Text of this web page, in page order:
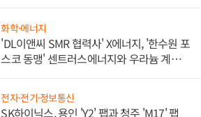
화학·에너지
'DL이앤씨 SMR 협력사' X에너지, '한수원 포
스코 동맹' 센트러스에너지와 우라늄 계약
전자·전기·정보통신
SK하이닉스, 용인 'Y2' 팹과 청주 'M17' 팹